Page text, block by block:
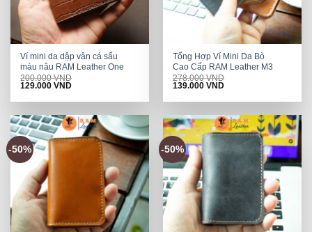
Ví mini da dập vân cá sấu
màu nâu RAM Leather One
200.000VND
Original
was:
129.000VNDCurrent
is:
Tổng Hợp Ví Mini Da Bò
Cao Cấp RAM Leather M3
278.000VND
Original
was:
139.000VNDCurrent
is:
-50% -50%